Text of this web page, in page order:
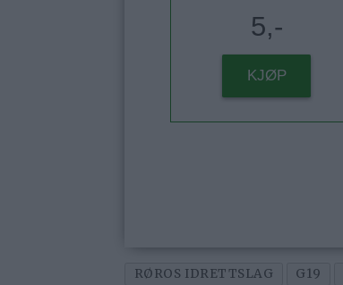
5,-
KJØP
RØROS IDRETTSLAG G19